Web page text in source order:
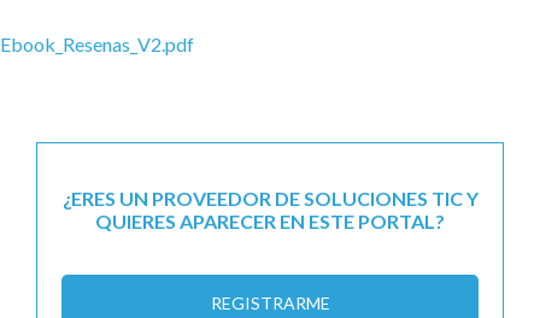
Ebook_Resenas_V2.pdf
¿ERES UN PROVEEDOR DE SOLUCIONES TIC Y
QUIERES APARECER EN ESTE PORTAL?
REGISTRARME